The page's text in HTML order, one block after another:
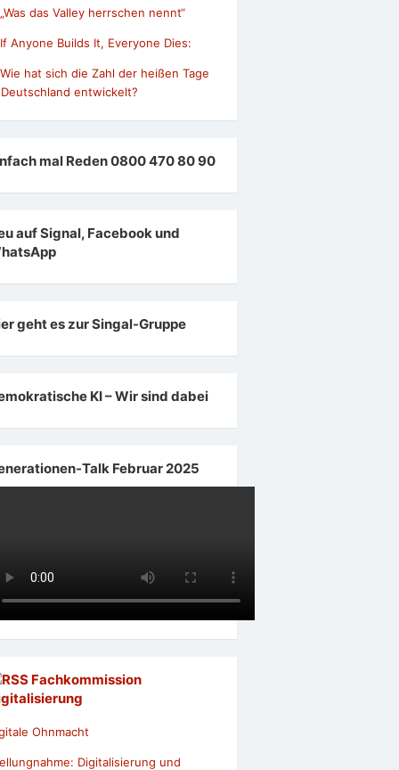
„Was das Valley herrschen nennt“
If Anyone Builds It, Everyone Dies:
Wie hat sich die Zahl der heißen Tage
entwickelt?
mal Reden 0800 470 80 90
auf Signal, Facebook und
geht es zur Singal-Gruppe
KI – Wir sind dabei
Talk Februar 2025
Fachkommission
Ohnmacht
Digitalisierung und